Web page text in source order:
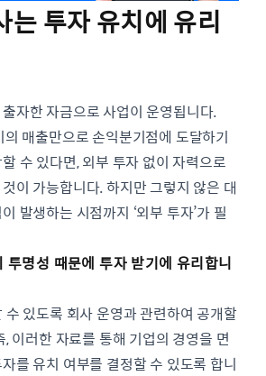
는 투자 유치에 유리
자한 자금으로 사업이 운영됩니다.
매출만으로 손익분기점에 도달하기
수 있다면, 외부 투자 없이 자력으로
이 가능합니다. 하지만 그렇지 않은 대
발생하는 시점까지 ‘외부 투자’가 필
투명성 때문에 투자 받기에 유리합니
수 있도록 회사 운영과 관련하여 공개할
이러한 자료를 통해 기업의 경영을 면
를 유치 여부를 결정할 수 있도록 합니